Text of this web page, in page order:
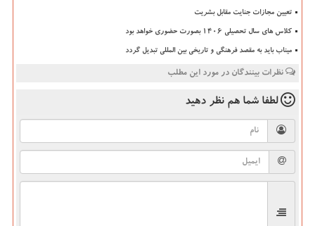
تعیین مجازات جنایت مقابل بشریت
کلاس های سال تحصیلی ۱۴۰۶ بصورت حضوری خواهد بود
میناب باید به مقصد فرهنگی و تاریخی بین المللی تبدیل گردد
نظرات بینندگان در مورد این مطلب
لطفا شما هم نظر دهید